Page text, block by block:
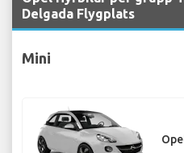
Delgada Flygplats
Mini